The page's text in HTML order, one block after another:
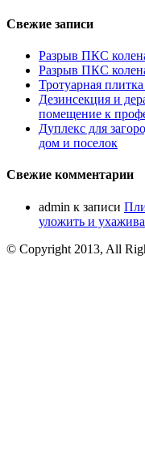
Свежие записи
Разрыв ПКС
Разрыв ПКС
Тротуарная
Дезинсекция и
помещение к
Дуплекс для
дом и поселок
Свежие комментарии
admin к записи
уложить и
© Copyright 2013, All